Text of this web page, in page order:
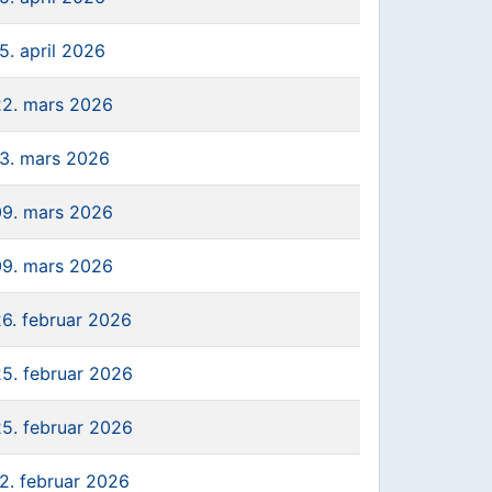
april 2026
mars 2026
mars 2026
mars 2026
mars 2026
februar 2026
februar 2026
februar 2026
februar 2026